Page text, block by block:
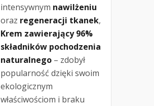
intensywnym nawilżeniu
oraz regeneracji tkanek,
Krem zawierający 96%
składników pochodzenia
naturalnego – zdobył
popularność dzięki swoim
ekologicznym
właściwościom i braku